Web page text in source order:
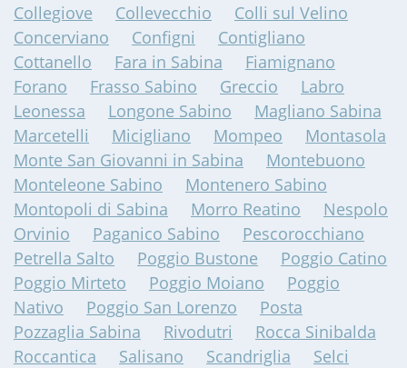
Collegiove
Collevecchio
Colli sul Velino
Concerviano
Configni
Contigliano
Cottanello
Fara in Sabina
Fiamignano
Forano
Frasso Sabino Greccio
Labro
Leonessa
Longone Sabino
Magliano Sabina
Marcetelli
Micigliano Mompeo
Montasola
Monte San Giovanni in Sabina
Montebuono
Monteleone Sabino
Montenero Sabino
Montopoli di Sabina
Morro Reatino
Nespolo
Orvinio
Paganico Sabino
Pescorocchiano
Petrella Salto
Poggio Bustone
Poggio Catino
Poggio Mirteto
Poggio Moiano
Poggio
Nativo
Poggio San Lorenzo
Posta
Pozzaglia Sabina
Rivodutri
Rocca Sinibalda
Roccantica
Salisano Scandriglia
Selci